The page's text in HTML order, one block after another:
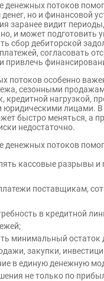
денежных потоков
но и финансовой
заранее видит
и может подготовить
сбор дебиторской
согласовать
привлечь
потоков особенно
сезонными
кредитной нагрузкой,
юридическими лицами. В
быстро меняться, а
недостаточно.
денежных потоков
кассовые разрывы и
поставщикам,
в кредитной
минимальный остаток
закупки,
в единую денежную
не только по